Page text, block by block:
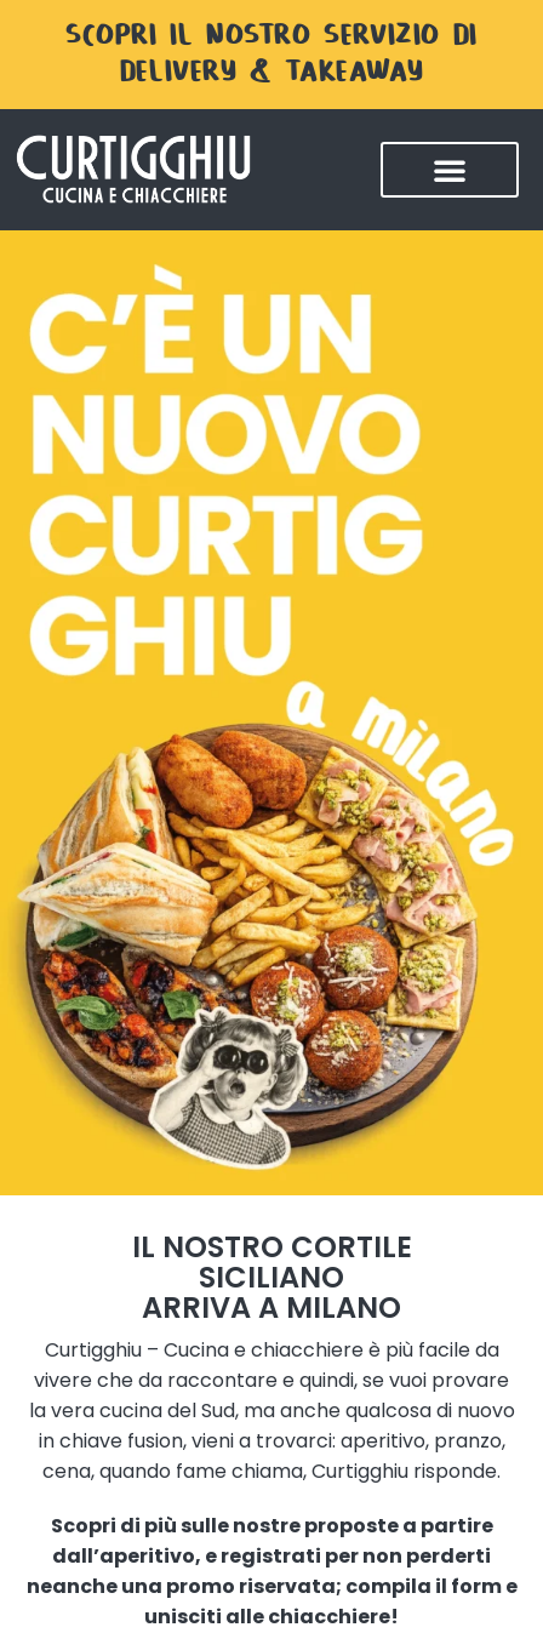
SCOPRI IL NOSTRO SERVIZIO DI
DELIVERY & TAKEAWAY
IL NOSTRO CORTILE
SICILIANO
ARRIVA A MILANO
Curtigghiu – Cucina e chiacchiere è più facile da
vivere che da raccontare e quindi, se vuoi provare
la vera cucina del Sud, ma anche qualcosa di nuovo
in chiave fusion, vieni a trovarci: aperitivo, pranzo,
cena, quando fame chiama, Curtigghiu risponde.
Scopri di più sulle nostre proposte a partire
dall’aperitivo, e registrati per non perderti
neanche una promo riservata; compila il form e
unisciti alle chiacchiere!